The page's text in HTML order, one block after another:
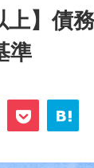
上】債
準